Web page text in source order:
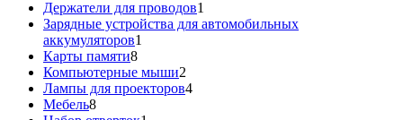
Держатели для проводов1
товар
Зарядные устройства для автомобильных
аккумуляторов1
Карты памяти88
товаров
Компьютерные мыши2
товара
Лампы для проекторов44
Мебель88